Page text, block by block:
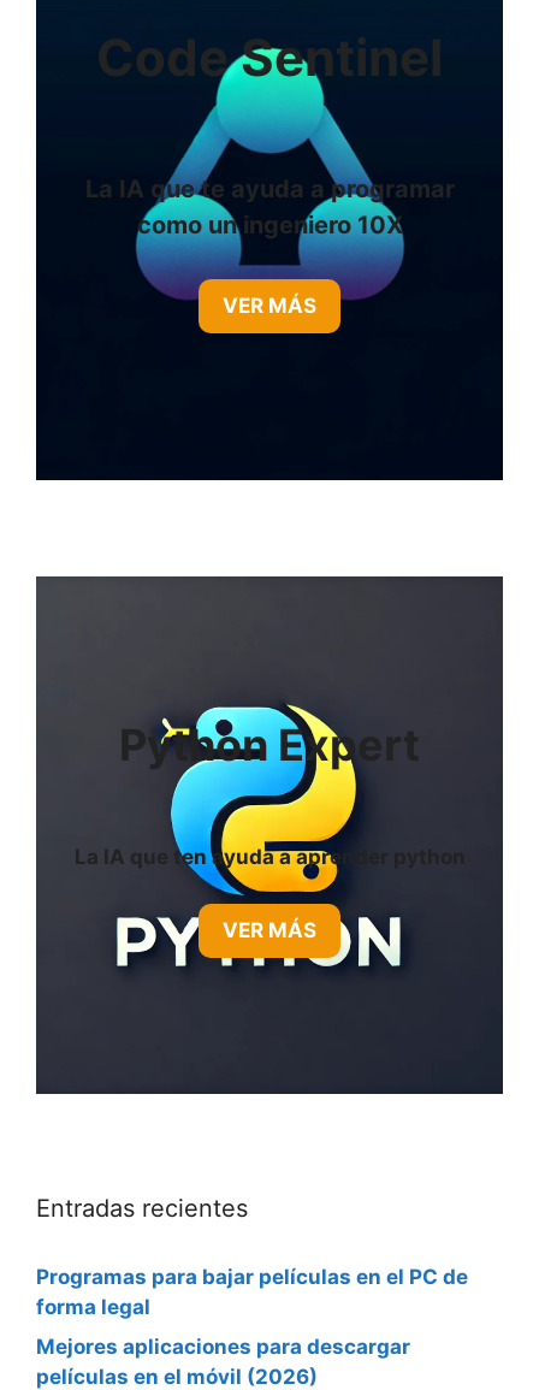
Code Sentinel
La IA que te ayuda a programar
como un ingeniero 10X
VER MÁS
Python Expert
La IA que ten ayuda a aprender python
VER MÁS
Entradas recientes
Programas para bajar películas en el PC de
forma legal
Mejores aplicaciones para descargar
películas en el móvil (2026)